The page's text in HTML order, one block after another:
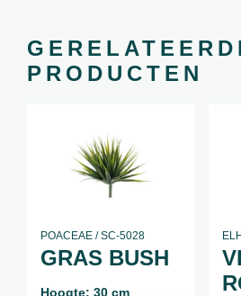
PRODUCTEN
POACEAE / SC-5028
GRAS BUSH
Hoogte: 30 cm